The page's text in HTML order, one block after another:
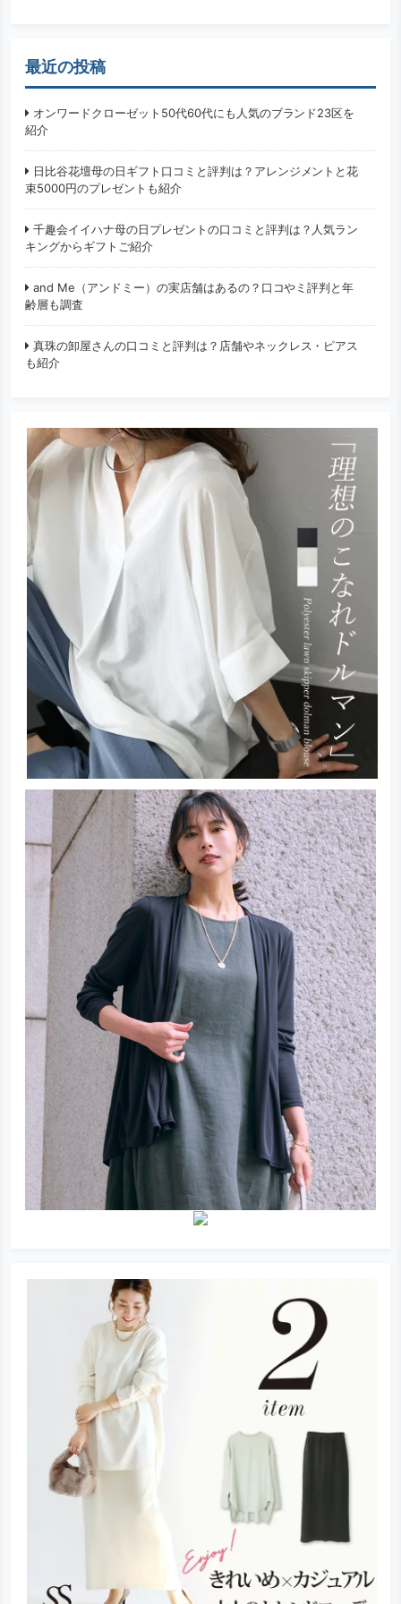
最近の投稿
オンワードクローゼット50代60代にも人気のブランド23区を
紹介
日比谷花壇母の日ギフト口コミと評判は？アレンジメントと花
束5000円のプレゼントも紹介
千趣会イイハナ母の日プレゼントの口コミと評判は？人気ラン
キングからギフトご紹介
and Me（アンドミー）の実店舗はあるの？口コやミ評判と年
齢層も調査
真珠の卸屋さんの口コミと評判は？店舗やネックレス・ピアス
も紹介